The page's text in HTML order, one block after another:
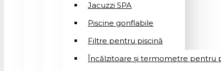
Jacuzzi SPA
Piscine gonflabile
Filtre pentru piscină
Încălzitoare și termometre pentru